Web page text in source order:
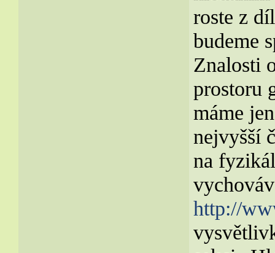
roste z
budeme
Znalosti
prostoru
máme
nejvyšší
na
http://